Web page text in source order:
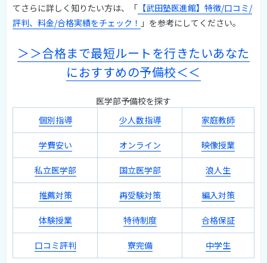
てさらに詳しく知りたい方は、「 【武田塾医進館】特徴/口コミ/
評判、料金/合格実績をチェック！ 」を参考にしてください。
＞＞合格まで最短ルートを行きたいあなた
におすすめの予備校＜＜
医学部予備校を探す
個別指導
少人数指導 家庭教師
学費安い オンライン 映像授業
私立医学部 国立医学部 浪人生
推薦対策 再受験対策 編入対策
体験授業 特待制度 合格保証
口コミ評判 寮完備 中学生